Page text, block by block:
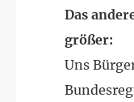
Das
größer:
Uns